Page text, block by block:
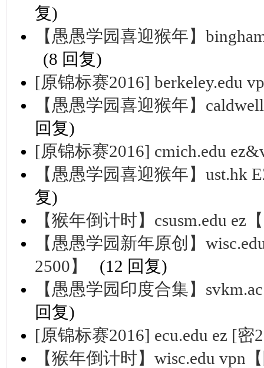
复)
【愚愚学园喜迎猴年】
(8 回复)
[原锦标赛2016] berkeley.edu
【愚愚学园喜迎猴年】
回复)
[原锦标赛2016] cmich.edu
【愚愚学园喜迎猴年】ust.hk
复)
【猴年倒计时】csusm.edu ez
【愚愚学园新年原创】
2500】
(12 回复)
【愚愚学园印度合集】
回复)
[原锦标赛2016] ecu.edu ez [
【猴年倒计时】wisc.edu vpn